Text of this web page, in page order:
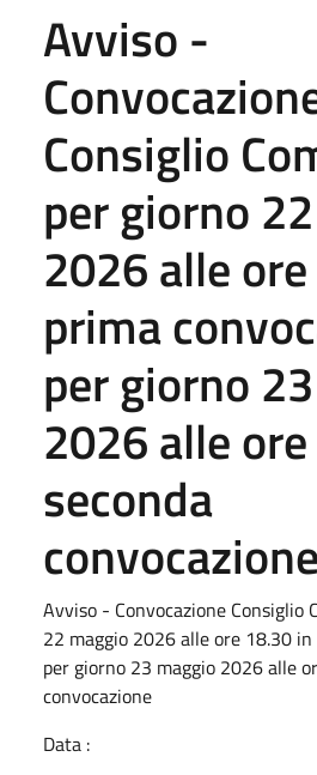
Avviso -
Consiglio
per giorno
2026 alle
prima
per giorno
2026 alle
seconda
convocazione
Avviso - Convocazione Consiglio
22 maggio 2026 alle ore 18.30
per giorno 23 maggio 2026 alle
convocazione
Data :